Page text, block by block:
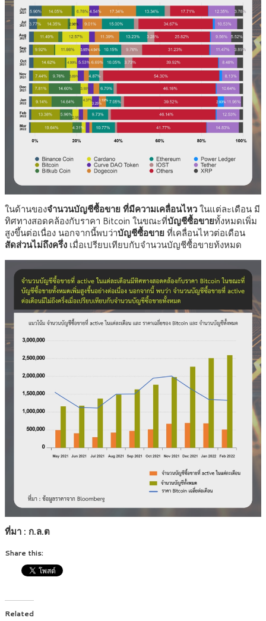
ในด้านของจำนวนบัญชีซื้อขายที่มีความเคลื่อนไหวในแต่ละเดือน มี
ทิศทางสอดคล้องกับราคา Bitcoin ในขณะที่บัญชีซื้อขายทั้งหมดเพิ่ม
สูงขึ้นต่อเนื่อง นอกจากนี้พบว่าบัญชีซื้อขายที่เคลื่อนไหวต่อเดือน
สัดส่วนไม่ถึงครึ่ง เมื่อเปรียบเทียบกับจำนวนบัญชีซื้อขายท้งหมด
ที่มา : ก.ล.ต
Share this:
Related